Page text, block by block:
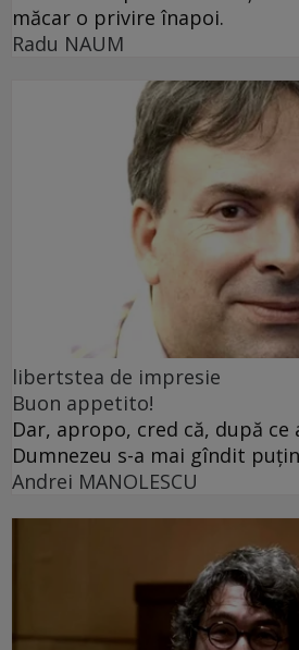
măcar o privire înapoi.
Radu NAUM
libertstea de impresie
Buon appetito!
Dar, apropo, cred că, după ce
Dumnezeu s-a mai gîndit
Andrei MANOLESCU